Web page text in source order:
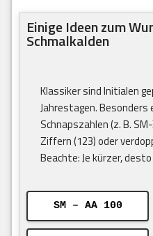
Einige Ideen zum
Schmalkalden
Klassiker sind Initialen
Jahrestagen. Besonders
Schnapszahlen (z. B.
Ziffern (123) oder
Beachte: Je kürzer,
SM – AA 100